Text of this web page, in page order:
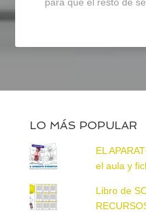
para que el resto de
LO MÁS POPULAR
EL
el aula y
Libro de